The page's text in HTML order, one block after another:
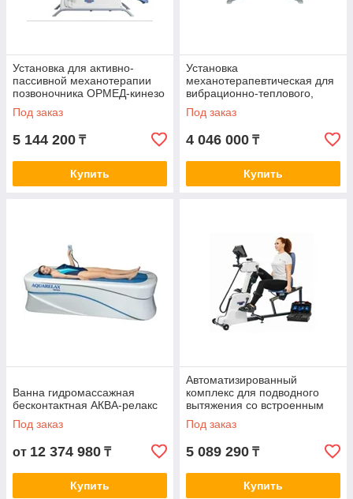
Установка для активно-
пассивной механотерапии
позвоночника ОРМЕД-кинезо
Под заказ
5 144 200 ₸
Купить
Установка
механотерапевтическая для
вибрационно-теплового,
роликового массажа
позвоночника ОРМЕД-релакс
Под заказ
4 046 000 ₸
Купить
Ванна гидромассажная
бесконтактная АКВА-релакс
Под заказ
от 12 374 980 ₸
Купить
Автоматизированный
комплекс для подводного
вытяжения со встроенным
подъемником пациента
АКВАТРАКЦИОН
Под заказ
5 089 290 ₸
Купить